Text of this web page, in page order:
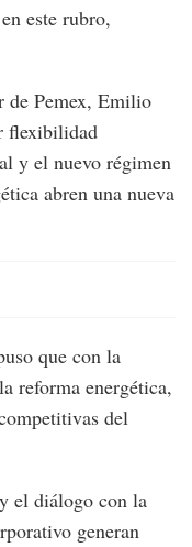
este rubro,
de Pemex, Emilio
flexibilidad
y el nuevo régimen
abren una nueva
que con la
reforma energética,
del
el diálogo con la
generan